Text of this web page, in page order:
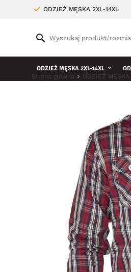
ODZIEŻ MĘSKA 2XL-14XL
ODZIEŻ MĘSKA 2XL-14XL
Strona główna ODZIEŻ MĘSKA